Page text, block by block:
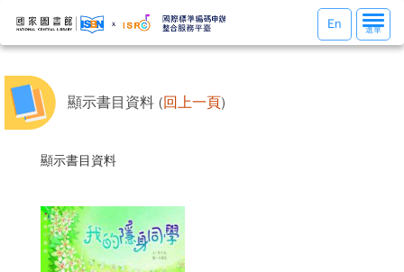
選
單
選單
En
顯示書目資料 (回上一頁)
顯示書目資料